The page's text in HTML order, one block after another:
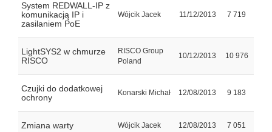
System REDWALL-IP z
komunikacją IP i
zasilaniem PoE
Wójcik Jacek 11/12/2013 7 719
LightSYS2 w chmurze
RISCO
RISCO Group
Poland
10/12/2013 10 976
Czujki do dodatkowej
ochrony
Konarski Michał 12/08/2013 9 183
Zmiana warty Wójcik Jacek 12/08/2013 7 051